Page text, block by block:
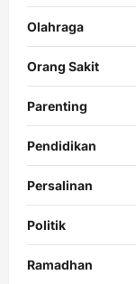
Olahraga
Orang Sakit
Parenting
Pendidikan
Persalinan
Politik
Ramadhan